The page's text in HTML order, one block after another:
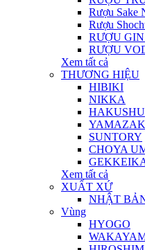
Rượu Sake
Rượu
RƯỢU
RƯỢU
Xem tất cả
THƯƠNG HIỆU
HIBIKI
NIKKA
HAKUSHU
SUNTORY
CHOYA
Xem tất cả
XUẤT XỨ
NHẬT
Vùng
HYOGO